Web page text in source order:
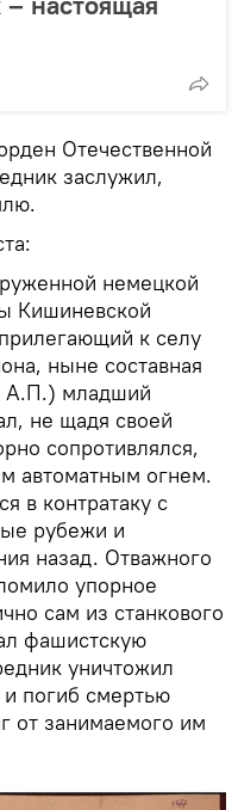
Отечественной
заслужил,
немецкой
Кишиневской
к селу
ныне составная
А.П.) младший
не щадя своей
сопротивлялся,
автоматным огнем.
в контратаку с
рубежи и
назад. Отважного
упорное
сам из станкового
фашистскую
уничтожил
погиб смертью
от занимаемого им